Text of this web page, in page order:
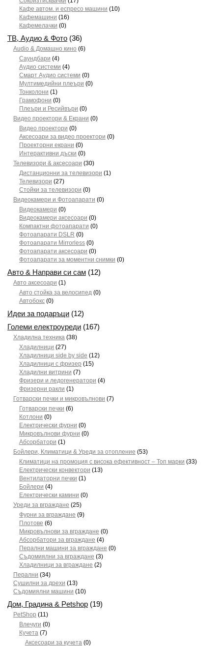
Кафе автом. и еспресо машини (10)
Кафемашини (16)
Кафемелачки (0)
ТВ, Аудио & Фото (36)
Audio & Домашно кино (6)
Саундбари (4)
Аудио системи (4)
Смарт Аудио системи (0)
Мултимедийни плеъри (0)
Тонколони (1)
Грамофони (0)
Плеъри и Ресийвъри (0)
Видео проектори & Екрани (0)
Видео проектори (0)
Аксесоари за видео проектори (0)
Проекторни екрани (0)
Интерактивни дъски (0)
Телевизори & аксесоари (30)
Дистанционни за телевизори (1)
Телевизори (27)
Стойки за телевизори (0)
Видеокамери и Фотоапарати (0)
Видеокамери (0)
Видеокамери аксесоари (0)
Компактни фотоапарати (0)
Фотоапарати DSLR (0)
Фотоапарати Mirrorless (0)
Фотоапарати аксесоари (0)
Фотоапарати за моментни снимки (0)
Авто & Направи си сам (12)
Авто аксесоари (1)
Авто стойка за велосипед (0)
Автобокс (0)
Идеи за подаръци (12)
Големи електроуреди (167)
Хладилна техника (38)
Хладилници (27)
Хладилници side by side (12)
Хладилници с фризер (15)
Хладилни витрини (7)
Фризери и ледогенератори (4)
Фризерни ракли (1)
Готварски печки и микровълнови (7)
Готварски печки (6)
Котлони (0)
Електрически фурни (0)
Микровълнови фурни (0)
Абсорбатори (1)
Бойлери, Климатици & Уреди за отопление (53)
Климатици на промоция с висока ефективност – Топ марки (33)
Електрически конвектори (13)
Вентилаторни печки (1)
Бойлери (4)
Електрически камини (0)
Уреди за вграждане (25)
Фурни за вграждане (9)
Плотове (6)
Микровълнови за вграждане (0)
Абсорбатори за вграждане (4)
Перални машини за вграждане (0)
Съдомиялни за вграждане (3)
Хладилници за вграждане (2)
Перални (34)
Сушилни за дрехи (13)
Съдомиялни машини (10)
Дом, Градина & Petshop (19)
PetShop (11)
Влечуги (0)
Кучета (7)
Аксесоари за кучета (0)